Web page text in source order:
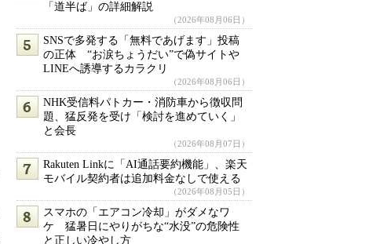
「道半ば」の詳細解説
（2026年08月06日）
SNSで多発する「無料であげます」投稿
の正体 “お涙ちょうだい”で偽サイトや
LINEへ誘導するカラクリ
（2026年08月06日）
NHK受信料パトカー・消防車から徴収問
題、猛反発を受け「検討を進めていく」
と会長
（2026年08月07日）
Rakuten Linkに「AI通話要約機能」、楽天
モバイル契約者は追加料金なしで使える
（2026年08月05日）
スマホの「エアコン冷却」がダメなワ
ケ 猛暑日にやりがちな“水没”の危険性
と正しい冷やし方